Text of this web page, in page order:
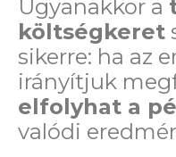
Ugyanakkor a
költségkeret
sikerre: ha az
irányítjuk
elfolyhat a
valódi